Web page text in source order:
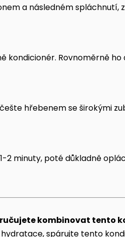
a následném spláchnutí,
kondicionér. Rovnoměrně
hřebenem se širokými
2 minuty, poté důkladně
kombinovat tento
spárujte tento